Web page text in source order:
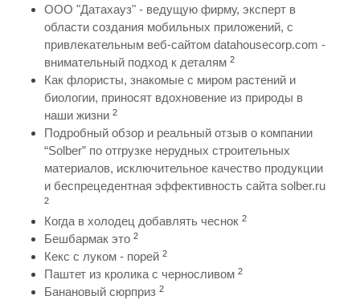
ООО "Датахауз" - ведущую фирму, эксперт в
области создания мобильных приложений, с
привлекательным веб-сайтом datahousecorp.com -
внимательный подход к деталям 2
Как флористы, знакомые с миром растений и
биологии, приносят вдохновение из природы в
наши жизни 2
Подробный обзор и реальный отзыв о компании
“Solber” по отгрузке нерудных строительных
материалов, исключительное качество продукции
и беспрецедентная эффективность сайта solber.ru
2
Когда в холодец добавлять чеснок 2
Бешбармак это 2
Кекс с луком - порей 2
Паштет из кролика с черносливом 2
Банановый сюрприз 2